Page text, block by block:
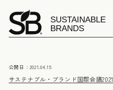
サステナブル・ブランド国際会議2021
公開日： 2021.04.15